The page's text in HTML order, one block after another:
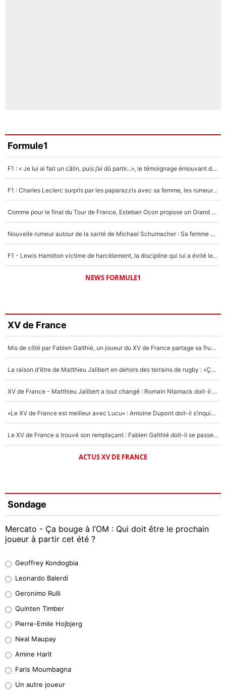
Formule1
F1 : « Je lui ai fait un câlin, puis j’ai dû partir...», le témoignage émouvant de Max Verstappen sur sa fille
F1 : Charles Leclerc surpris par les paparazzis avec sa femme, les rumeurs étaient vraies !
Comme pour le final du Tour de France, Esteban Ocon propose un Grand Prix de Formule 1 à Paris : «Autour de l’Arc de Triomphe, ce serait génial» !
Nouvelle rumeur autour de la santé de Michael Schumacher : Sa femme Corinna sort du silence
F1 - Lewis Hamilton victime de harcèlement, la discipline qui lui a évité le pire : «J'aurais probablement mal tourné»
NEWS FORMULE1
XV de France
Mis de côté par Fabien Galthié, un joueur du XV de France partage sa frustration : «ils ne me l’ont pas dit tout de suite»
La raison d'être de Matthieu Jalibert en dehors des terrains de rugby : «Ça m'atteint autant que si tu touches à un membre de ma famille»
XV de France - Matthieu Jalibert a tout changé : Romain Ntamack doit-il s’inquiéter pour sa place à un an de la Coupe du monde ?
«Le XV de France est meilleur avec Lucu» : Antoine Dupont doit-il s’inquiéter pour sa place ?
Le XV de France a trouvé son remplaçant : Fabien Galthié doit-il se passer d'Antoine Dupont ?
ACTUS XV DE FRANCE
Sondage
Mercato - Ça bouge à l’OM : Qui doit être le prochain
joueur à partir cet été ?
38%
32%
5%
1%
Geoffrey Kondogbia
Leonardo Balerdi
Geronimo Rulli
Quinten Timber
Pierre-Emile Hojbjerg
Neal Maupay
Amine Harit
Faris Moumbagna
Un autre joueur